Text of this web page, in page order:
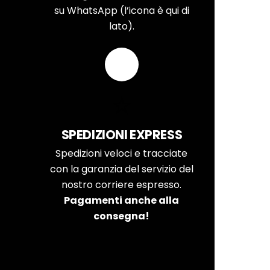
su WhatsApp (l’icona è qui di
lato).
SPEDIZIONI EXPRESS
Spedizioni veloci e tracciate
con la garanzia del servizio del
nostro corriere espresso.
Pagamenti anche alla
consegna!